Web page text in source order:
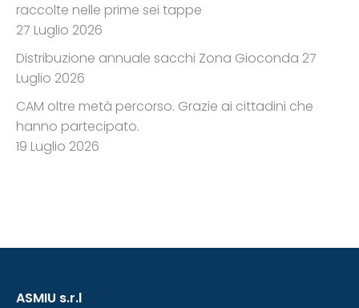
raccolte nelle prime sei tappe
27 Luglio 2026
Distribuzione annuale sacchi Zona Gioconda 27
Luglio 2026
CAM oltre metà percorso. Grazie ai cittadini che
hanno partecipato.
19 Luglio 2026
ASMIU s.r.l